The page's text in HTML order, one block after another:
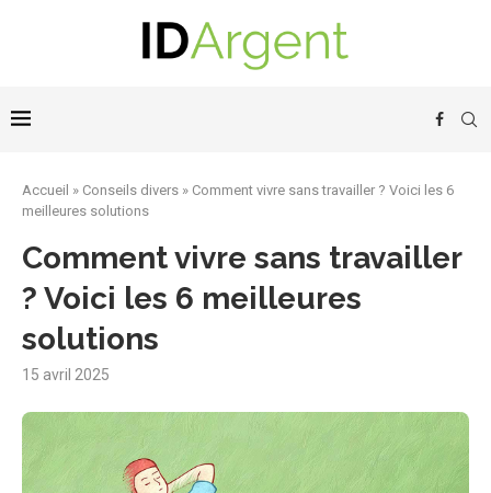
Accueil » Conseils divers » Comment vivre sans travailler ? Voici les 6
meilleures solutions
Comment vivre sans travailler
? Voici les 6 meilleures
solutions
15 avril 2025